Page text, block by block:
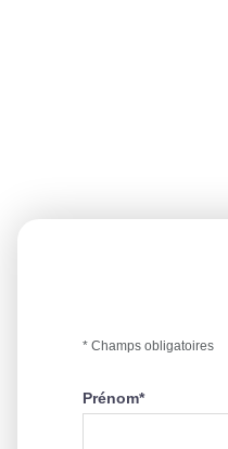
* Champs obligatoires
Prénom*